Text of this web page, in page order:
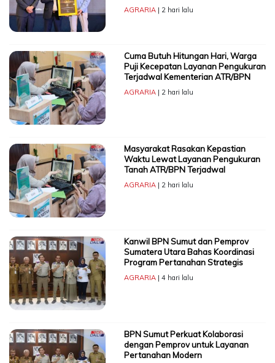
AGRARIA| 2 hari lalu
Cuma Butuh Hitungan Hari, Warga
Puji Kecepatan Layanan Pengukuran
Terjadwal Kementerian ATR/BPN
AGRARIA| 2 hari lalu
Masyarakat Rasakan Kepastian
Waktu Lewat Layanan Pengukuran
Tanah ATR/BPN Terjadwal
AGRARIA| 2 hari lalu
Kanwil BPN Sumut dan Pemprov
Sumatera Utara Bahas Koordinasi
Program Pertanahan Strategis
AGRARIA| 4 hari lalu
BPN Sumut Perkuat Kolaborasi
dengan Pemprov untuk Layanan
Pertanahan Modern